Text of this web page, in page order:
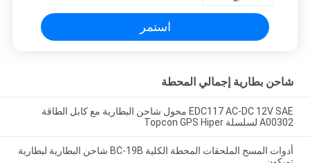
استمر
شاحن بطارية إجمالي المحطة
EDC117 AC-DC 12V SAE محول شاحن البطارية مع كابل الطاقة
A00302 لسلسلة Topcon GPS Hiper
أدوات المسح الملحقات المحطة الكلية BC-19B شاحن البطارية لبطارية